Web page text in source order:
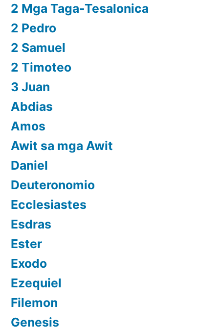
2 Mga Taga-Tesalonica
2 Pedro
2 Samuel
2 Timoteo
3 Juan
Abdias
Amos
Awit sa mga Awit
Daniel
Deuteronomio
Ecclesiastes
Esdras
Ester
Exodo
Ezequiel
Filemon
Genesis